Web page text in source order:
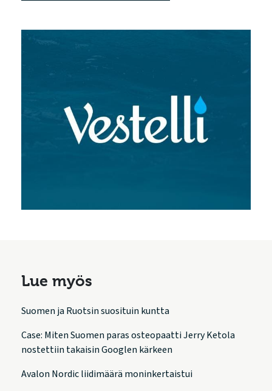
Lue myös
Suomen ja Ruotsin suosituin kuntta
Case: Miten Suomen paras osteopaatti Jerry Ketola
nostettiin takaisin Googlen kärkeen
Avalon Nordic liidimäärä moninkertaistui